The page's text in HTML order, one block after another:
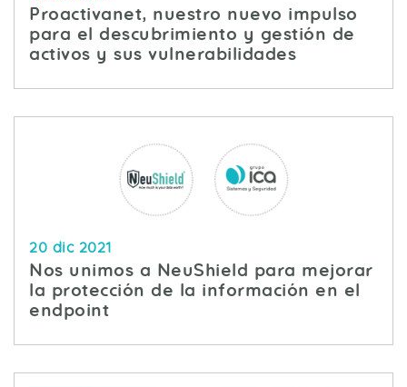
Proactivanet, nuestro nuevo impulso
para el descubrimiento y gestión de
activos y sus vulnerabilidades
20 dic 2021
Nos unimos a NeuShield para mejorar
la protección de la información en el
endpoint